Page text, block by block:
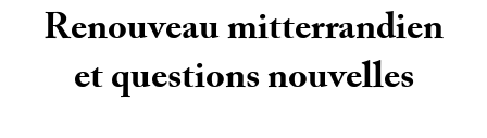
Renouveau mitterrandien
et questions nouvelles